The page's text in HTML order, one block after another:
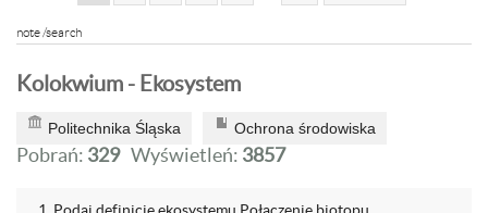
note /search
Kolokwium - Ekosystem
Politechnika Śląska Ochrona środowiska
Pobrań: 329 Wyświetleń: 3857